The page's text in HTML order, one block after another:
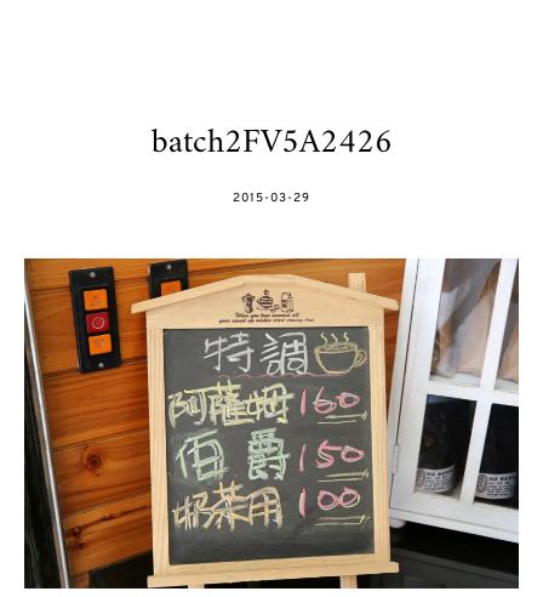
batch2FV5A2426
POSTED
2015-03-29